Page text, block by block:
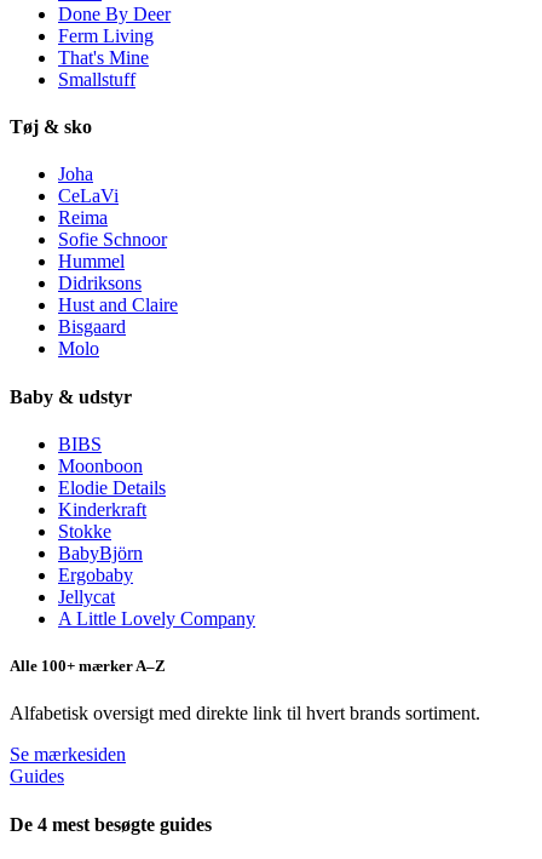
Done By Deer
Ferm Living
That's Mine
Smallstuff
Tøj & sko
Joha
CeLaVi
Reima
Sofie Schnoor
Hummel
Didriksons
Hust and Claire
Bisgaard
Molo
Baby & udstyr
BIBS
Moonboon
Elodie Details
Kinderkraft
Stokke
BabyBjörn
Ergobaby
Jellycat
A Little Lovely Company
Alle 100+ mærker A–Z
Alfabetisk oversigt med direkte link til hvert brands sortiment.
Se mærkesiden
Guides
De 4 mest besøgte guides